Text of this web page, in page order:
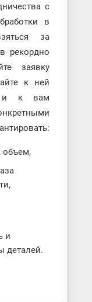
с
в
за
рекордно
заявку
к ней
и к вам
объем,
и
деталей.